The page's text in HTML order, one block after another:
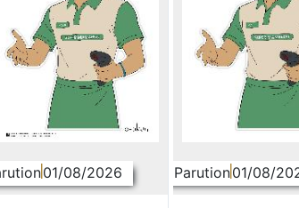
01/08/2026 Parution01/08/